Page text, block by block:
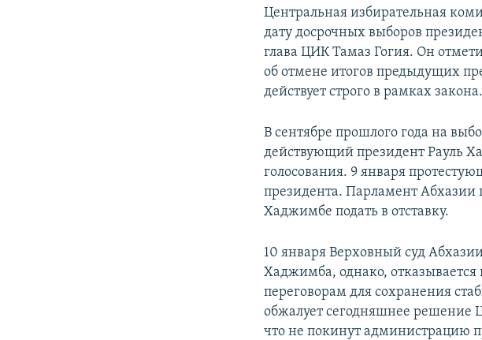
Центральная избирательная
дату досрочных выборов
глава ЦИК Тамаз Гогия. Он
об отмене итогов предыдущих
действует строго в рамках закона.
В сентябре прошлого года на
действующий президент Рауль
голосования. 9 января
президента. Парламент Абхазии
Хаджимбе подать в отставку.
10 января Верховный суд
Хаджимба, однако,
переговорам для сохранения
обжалует сегодняшнее решение
что не покинут администрацию